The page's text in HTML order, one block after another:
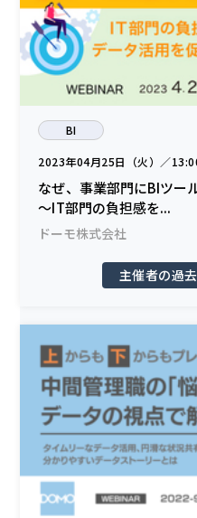
BI
2023年04月25日（火）／
なぜ、事業部門にBIツー
〜IT部門の負担感を...
ドーモ株式会社
主催者の過